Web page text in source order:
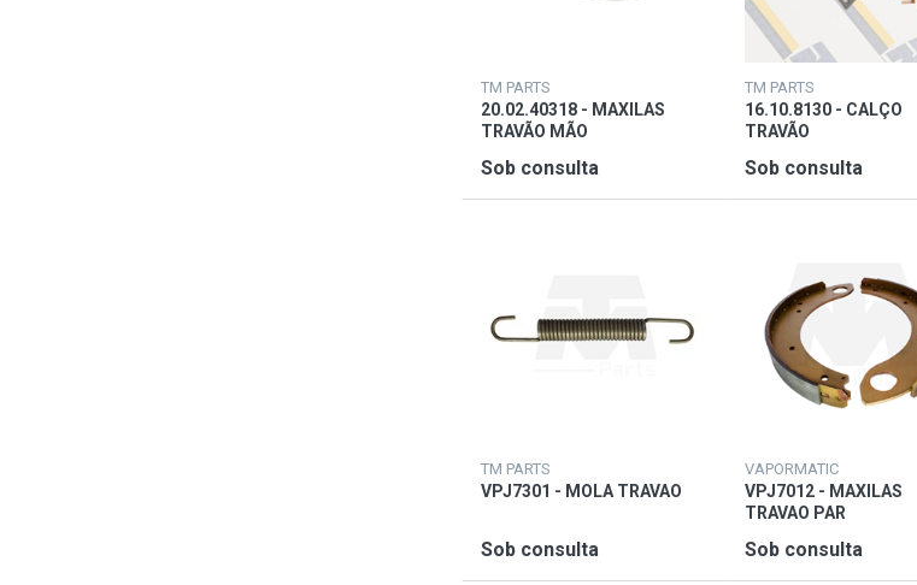
TM PARTS
20.02.40318 - MAXILAS
TRAVÃO MÃO
Sob consulta
TM PARTS
16.10.8130 - CALÇO
TRAVÃO
Sob consulta
TM PARTS
VPJ7301 - MOLA TRAVAO
Sob consulta
VAPORMATIC
VPJ7012 - MAXILAS
TRAVAO PAR
Sob consulta